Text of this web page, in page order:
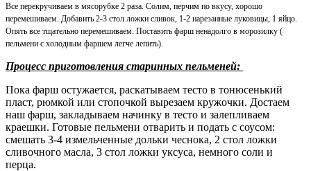
Все перекручиваем в мясорубке 2 раза. Солим, перчим по вкусу, хорошо
перемешиваем. Добавить 2-3 стол ложки сливок, 1-2 нарезанные луковицы, 1 яйцо.
Опять все тщательно перемешиваем. Поставить фарш ненадолго в морозилку (
пельмени с холодным фаршем легче лепить).
Процесс приготовления старинных пельменей:
Пока фарш остужается, раскатываем тесто в тонюсенький
пласт, рюмкой или стопочкой вырезаем кружочки. Достаем
наш фарш, закладываем начинку в тесто и залепливаем
краешки. Готовые пельмени отварить и подать с соусом:
смешать 3-4 измельченные дольки чеснока, 2 стол ложки
сливочного масла, 3 стол ложки уксуса, немного соли и
перца.